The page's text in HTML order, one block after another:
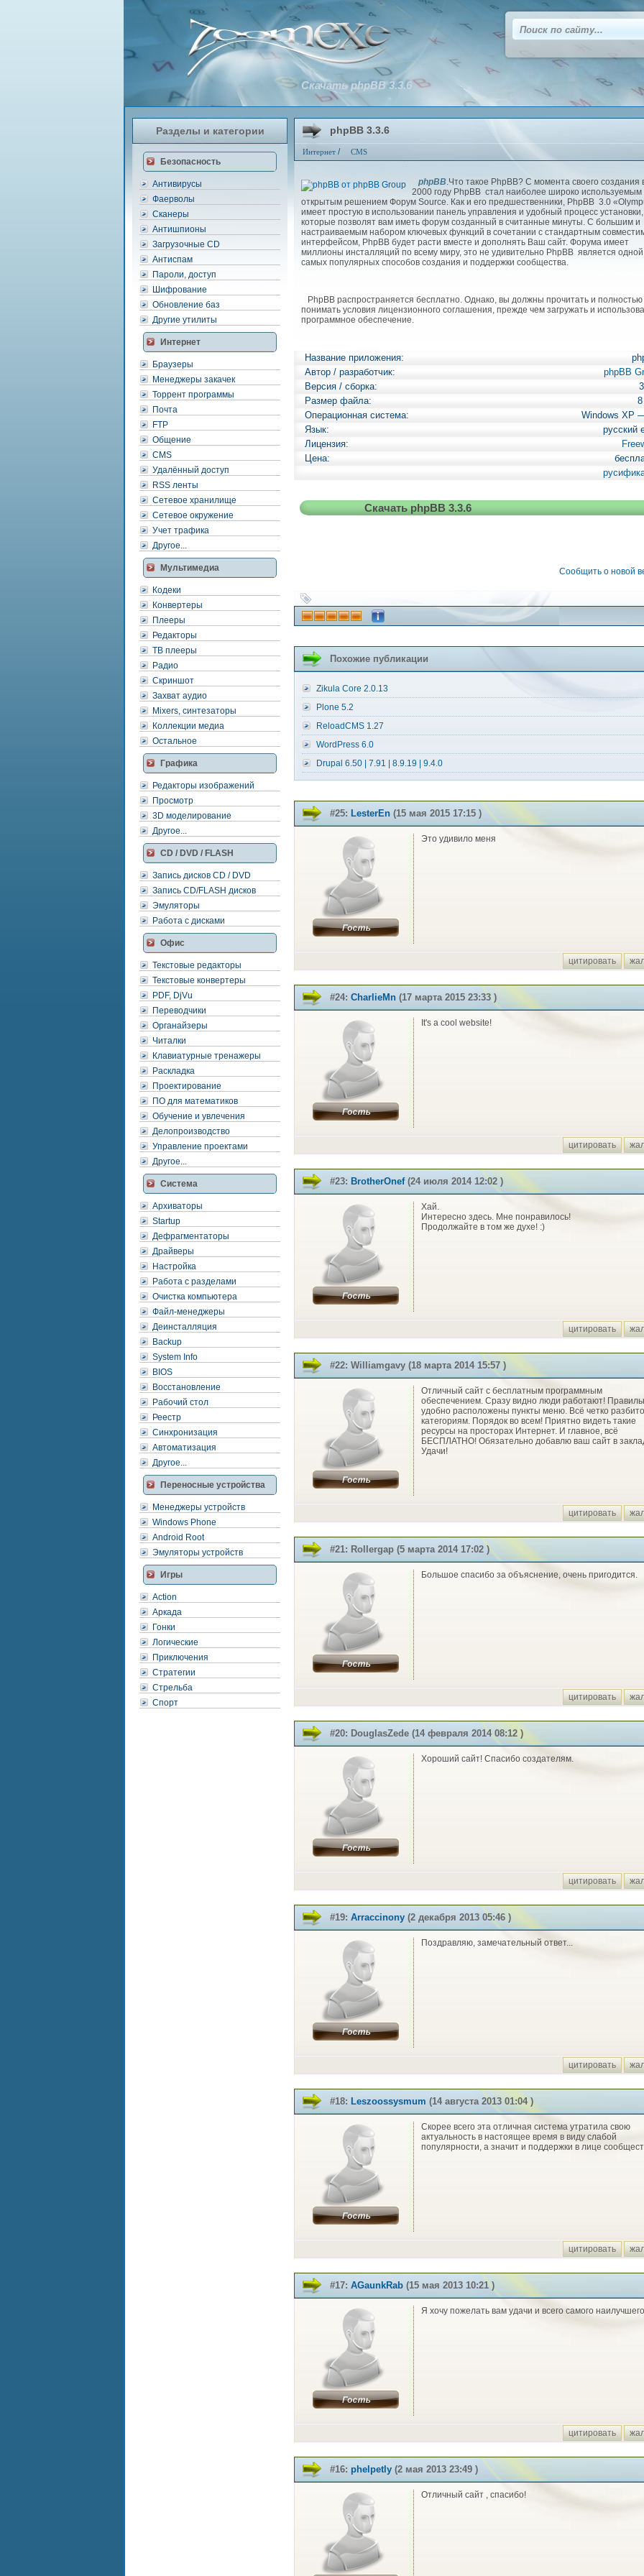
Разделы и категории
Безопасность
Антивирусы
Фаерволы
Сканеры
Антишпионы
Загрузочные CD
Антиспам
Пароли, доступ
Шифрование
Обновление баз
Другие утилиты
Интернет
Браузеры
Менеджеры закачек
Торрент программы
Почта
FTP
Общение
CMS
Удалённый доступ
RSS ленты
Сетевое хранилище
Сетевое окружение
Учет трафика
Другое...
Мультимедиа
Кодеки
Конвертеры
Плееры
Редакторы
ТВ плееры
Радио
Скриншот
Захват аудио
Mixers, синтезаторы
Коллекции медиа
Остальное
Графика
Редакторы изображений
Просмотр
3D моделирование
Другое...
CD / DVD / FLASH
Запись дисков CD / DVD
Запись CD/FLASH дисков
Эмуляторы
Работа с дисками
Офис
Текстовые редакторы
Текстовые конвертеры
PDF, DjVu
Переводчики
Органайзеры
Читалки
Клавиатурные тренажеры
Раскладка
Проектирование
ПО для математиков
Обучение и увлечения
Делопроизводство
Управление проектами
Другое...
Система
Архиваторы
Startup
Дефрагментаторы
Драйверы
Настройка
Работа с разделами
Очистка компьютера
Файл-менеджеры
Деинсталляция
Backup
System Info
BIOS
Восстановление
Рабочий стол
Реестр
Синхронизация
Автоматизация
Другое...
Переносные устройства
Менеджеры устройств
Windows Phone
Android Root
Эмуляторы устройств
Игры
Action
Аркада
Гонки
Логические
Приключения
Стратегии
Стрельба
Спорт
phpBB 3.3.6
Интернет / CMS
Скачать phpBB 3.3.6
phpBB.Что такое PhpBB? С момента своего создания
2000 году PhpBB стал наиболее широко используемым
открытым решением Форум Source. Как и его предшественники, PhpBB 3.0
имеет простую в использовании панель управления и удобный процесс установки,
которые позволят вам иметь форум созданный в считанные минуты. С большим и
настраиваемым набором ключевых функций в сочетании с стандартным
интерфейсом, PhpBB будет расти вместе и дополнять Ваш сайт. Форума имеет
миллионы инсталляций по всему миру, это не удивительно PhpBB является
самых популярных способов создания и поддержки сообщества.
PhpBB распространяется бесплатно. Однако, вы должны прочитать и полностью
понимать условия лицензионного соглашения, прежде чем загружать и
программное обеспечение.
Название приложения:
Автор / разработчик:
phpBB
Версия / сборка:
Размер файла:
Операционная система:
Windows XP
Язык:
русский
Лицензия:
Цена:
Скачать phpBB 3.3.6
Сообщить о новой
Похожие публикации
Zikula Core 2.0.13
Plone 5.2
ReloadCMS 1.27
WordPress 6.0
Drupal 6.50 | 7.91 | 8.9.19 | 9.4.0
#25: LesterEn (15 мая 2015 17:15 )
Это удивило меня
цитировать
#24: CharlieMn (17 марта 2015 23:33 )
It's a cool website!
цитировать
#23: BrotherOnef(24 июля 2014 12:02 )
Хай.
Интересно здесь. Мне понравилось!
Продолжайте в том же духе! :)
цитировать
#22: Williamgavy (18 марта 2014 15:57 )
Отличный сайт с бесплатным программным
обеспечением. Сразу видно люди работают!
удобно расположены пункты меню. Всё четко
категориям. Порядок во всем! Приятно видеть такие
ресурсы на просторах Интернет. И главное, всё
БЕСПЛАТНО! Обязательно добавлю ваш сайт в
Удачи!
цитировать
#21: Rollergap (5 марта 2014 17:02 )
Большое спасибо за объяснение, очень пригодится.
цитировать
#20: DouglasZede (14 февраля 2014 08:12 )
Хороший сайт! Спасибо создателям.
цитировать
#19: Arraccinony (2 декабря 2013 05:46 )
Поздравляю, замечательный ответ...
цитировать
#18: Leszoossysmum (14 августа 2013 01:04 )
Скорее всего эта отличная система утратила свою
актуальность в настоящее время в виду слабой
популярности, а значит и поддержки в лице
цитировать
#17: AGaunkRab (15 мая 2013 10:21 )
Я хочу пожелать вам удачи и всего самого наилучшего
цитировать
#16: phelpetly (2 мая 2013 23:49 )
Отличный сайт , спасибо!